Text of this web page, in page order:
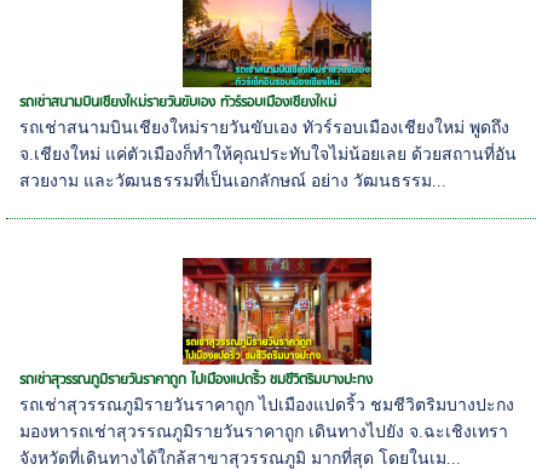
รถเช่าสนามบินเชียงใหม่รายวันขับเอง ทัวร์รอบเมืองเชียงใหม่
รถเช่าสนามบินเชียงใหม่รายวันขับเอง ทัวร์รอบเมืองเชียงใหม่ พูดถึง
จ.เชียงใหม่ แค่ตัวเมืองก็ทำให้คุณประทับใจไม่น้อยเลย ด้วยสถานที่อัน
สวยงาม และวัฒนธรรมที่เป็นเอกลักษณ์ อย่าง วัฒนธรรม...
รถเช่าสุวรรณภูมิรายวันราคาถูก ไปเมืองแปดริ้ว ชมชีวิตริมบางปะกง
รถเช่าสุวรรณภูมิรายวันราคาถูก ไปเมืองแปดริ้ว ชมชีวิตริมบางปะกง
มองหารถเช่าสุวรรณภูมิรายวันราคาถูก เดินทางไปยัง จ.ฉะเชิงเทรา
จังหวัดที่เดินทางได้ใกล้สาขาสุวรรณภูมิ มากที่สุด โดยในเม...